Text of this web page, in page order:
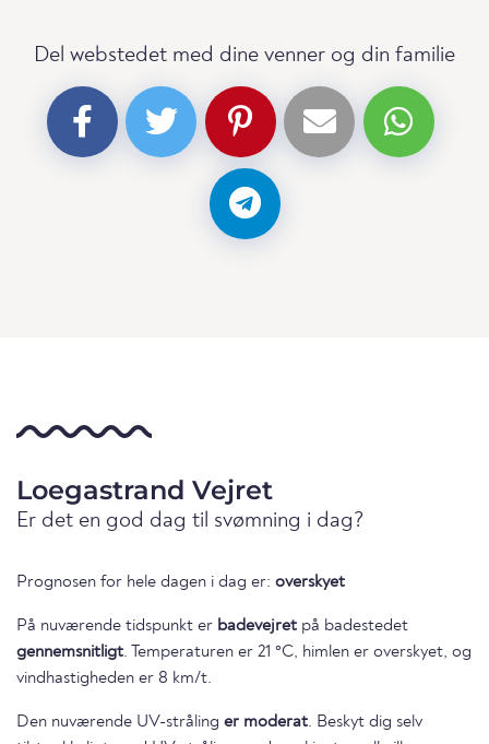
Del webstedet med dine venner og din familie
Loegastrand Vejret
Er det en god dag til svømning i dag?
Prognosen for hele dagen i dag er: overskyet
På nuværende tidspunkt er badevejret på badestedet
gennemsnitligt. Temperaturen er 21 °C, himlen er overskyet, og
vindhastigheden er 8 km/t.
Den nuværende UV-stråling er moderat. Beskyt dig selv